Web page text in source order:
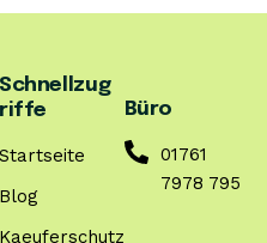
Schnellzug
riffe
Startseite
Blog
Kaeuferschutz
Büro
01761
7978 795